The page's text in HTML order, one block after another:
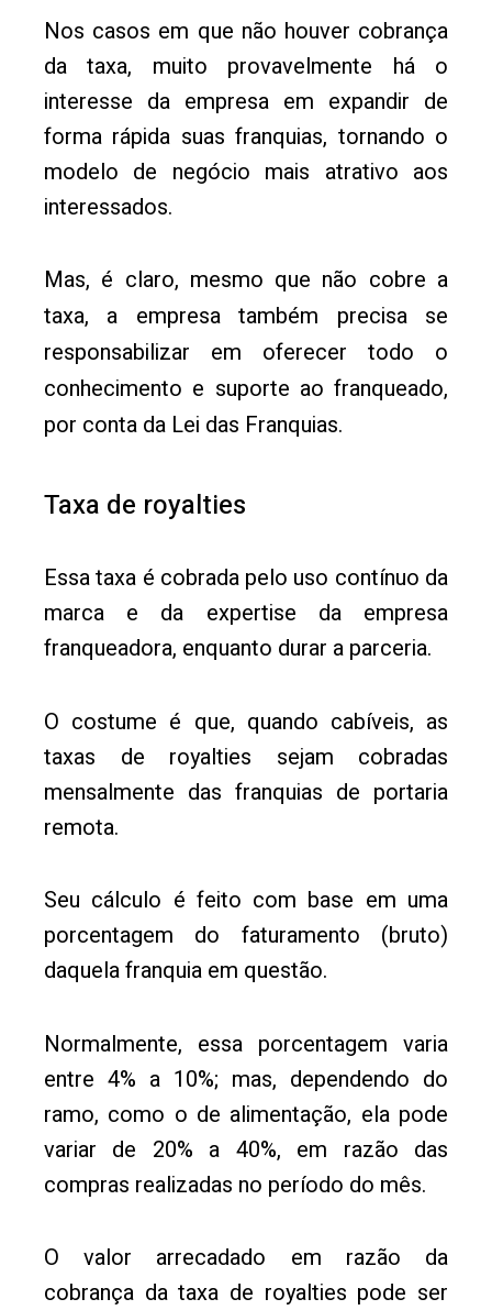
Nos casos em que não houver cobrança
da taxa, muito provavelmente há o
interesse da empresa em expandir de
forma rápida suas franquias, tornando o
modelo de negócio mais atrativo aos
interessados.
Mas, é claro, mesmo que não cobre a
taxa, a empresa também precisa se
responsabilizar em oferecer todo o
conhecimento e suporte ao franqueado,
por conta da Lei das Franquias.
Taxa de royalties
Essa taxa é cobrada pelo uso contínuo da
marca e da expertise da empresa
franqueadora, enquanto durar a parceria.
O costume é que, quando cabíveis, as
taxas de royalties sejam cobradas
mensalmente das franquias de portaria
remota.
Seu cálculo é feito com base em uma
porcentagem do faturamento (bruto)
daquela franquia em questão.
Normalmente, essa porcentagem varia
entre 4% a 10%; mas, dependendo do
ramo, como o de alimentação, ela pode
variar de 20% a 40%, em razão das
compras realizadas no período do mês.
O valor arrecadado em razão da
cobrança da taxa de royalties pode ser